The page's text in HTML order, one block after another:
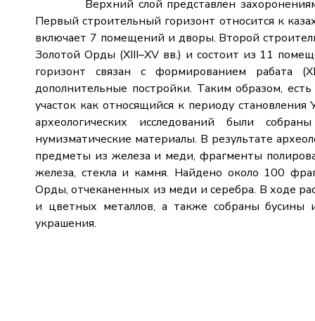
Верхний слой представлен захоронениями
Первый строительный горизонт относится к
включает 7 помещений и дворы. Второй
Золотой Орды (XIII–XV вв.) и состоит из 11
горизонт связан с формированием
дополнительные постройки. Таким образом,
участок как относящийся к периоду
археологических исследований были
нумизматические материалы. В результате
предметы из железа и меди, фрагменты
железа, стекла и камня. Найдено около 100
Орды, отчеканенных из меди и серебра. В ходе
и цветных металлов, а также собраны бусины
украшения.